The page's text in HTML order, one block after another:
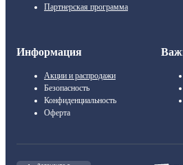
Партнерская программа
Информация
Акции и распродажи
Безопасность
Конфиденциальность
Оферта